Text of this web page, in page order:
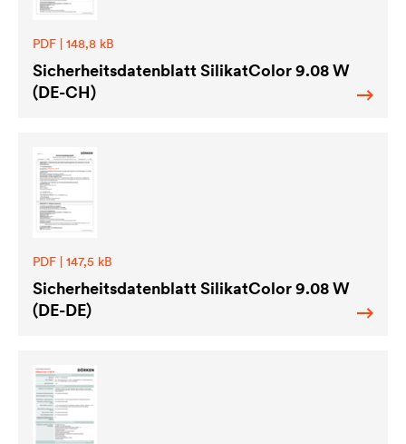
PDF | 148,8 kB
Sicherheitsdatenblatt SilikatColor 9.08 W
(DE-CH)
PDF | 147,5 kB
Sicherheitsdatenblatt SilikatColor 9.08 W
(DE-DE)